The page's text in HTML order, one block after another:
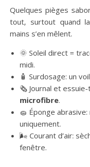
Quelques pièges
tout, surtout quand
mains s’en mêlent.
🌞 Soleil direct =
midi.
🧴 Surdosage: un
🗞️ Journal et
microfibre.
🧽 Éponge
uniquement.
🌬️ Courant d’air:
fenêtre.